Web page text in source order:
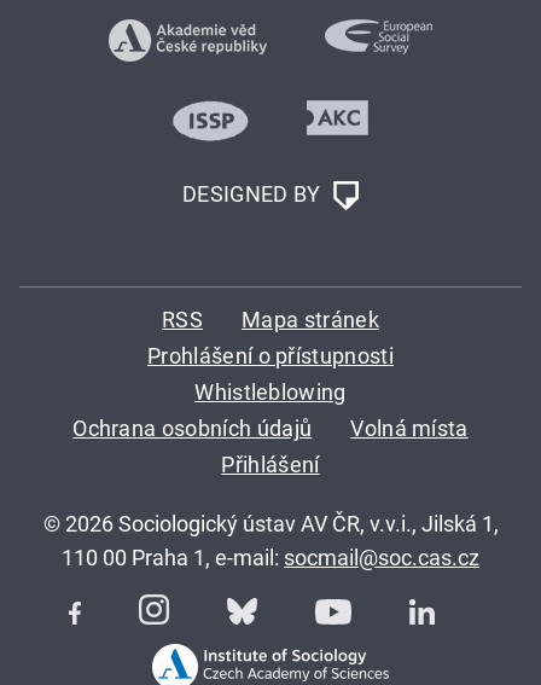
DESIGNED BY
RSS
Mapa stránek
Prohlášení o přístupnosti
Whistleblowing
Ochrana osobních údajů
Volná místa
Přihlášení
© 2026 Sociologický ústav AV ČR, v.v.i., Jilská 1,
110 00 Praha 1, e-mail: socmail@soc.cas.cz